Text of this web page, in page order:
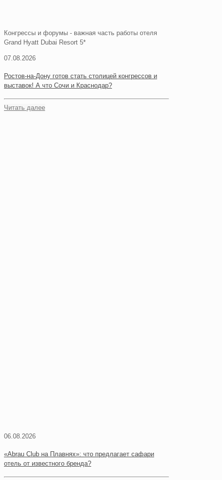
Конгрессы и форумы - важная часть работы отеля
Grand Hyatt Dubai Resort 5*
07.08.2026
Ростов-на-Дону готов стать столицей конгрессов и
выставок! А что Сочи и Краснодар?
Читать далее
06.08.2026
«Abrau Club на Плавнях»: что предлагает сафари
отель от известного бренда?